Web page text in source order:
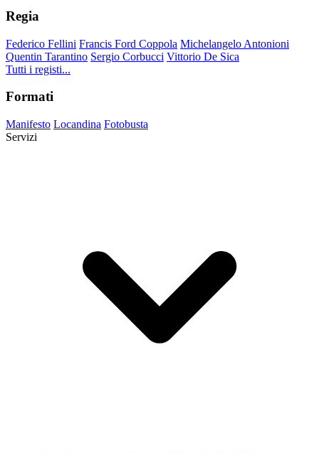
Regia
Federico Fellini Francis Ford Coppola Michelangelo Antonioni
Quentin Tarantino Sergio Corbucci Vittorio De Sica
Tutti i registi...
Formati
Manifesto Locandina Fotobusta
Servizi